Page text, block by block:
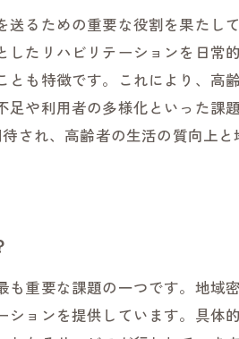
るための重要な役割を果たし
たリハビリテーションを日常
も特徴です。これにより、高
や利用者の多様化といった課
され、高齢者の生活の質向上
重要な課題の一つです。地域
ョンを提供しています。具体